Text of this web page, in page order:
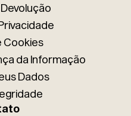
Cookies
da Informação
Dados